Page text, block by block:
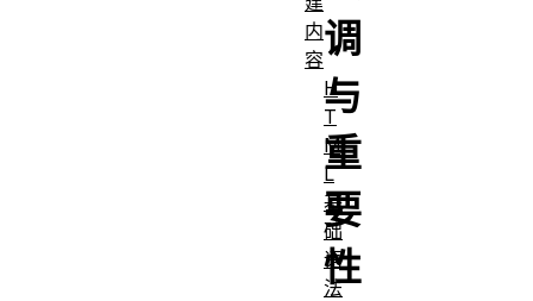
调
与
重
要
性
内
容
H
T
M
L
基
础
语
法